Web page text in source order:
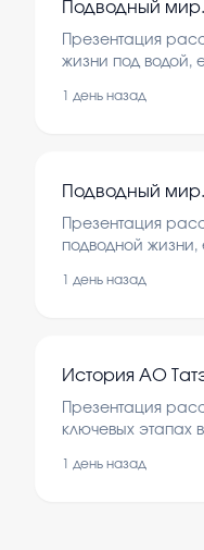
Подводный мир.
Презентация
жизни под водой,
обитатели,
1 день назад
Подводный мир.
Презентация
подводной жизни,
основные виды
1 день назад
История АО
Презентация
ключевых этапах
преобразования
1 день назад